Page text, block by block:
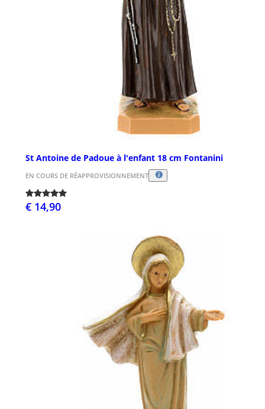
St Antoine de Padoue à l'enfant 18 cm Fontanini
EN COURS DE RÉAPPROVISIONNEMENT
€ 14,90